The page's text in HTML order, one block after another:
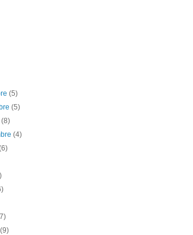
(5)
(5)
(8)
(4)
(9)